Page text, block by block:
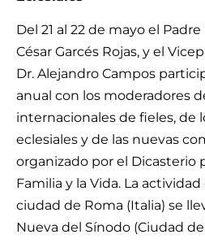
Del 21 al 22 de mayo el
César Garcés Rojas, y el
Dr. Alejandro Campos
anual con los moderadores
internacionales de fieles, de
eclesiales y de las nuevas
organizado por el Dicasterio
Familia y la Vida. La
ciudad de Roma (Italia) se
Nueva del Sínodo (Ciudad